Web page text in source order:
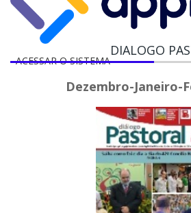
ACESSAR O SISTEMA
DIALOGO
Dezembro-Janeiro-